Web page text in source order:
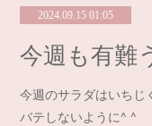
2024.09.15 01:05
今週も有難
今週のサラダはいちじ
バテしないように^ ^